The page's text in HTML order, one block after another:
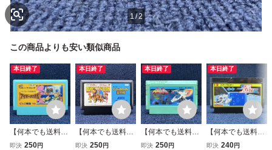
1/2
この商品よりも安い類似商品
本日終了
【何本でも送料23
0円！出品多数】
即決 250円
本日終了
【何本でも送料23
0円！出品多数】
即決 250円
本日終了
【何本でも送料23
0円！出品多数】
即決 250円
本日終了
【何本でも送料23
0円！出品多数】1
即決 240円